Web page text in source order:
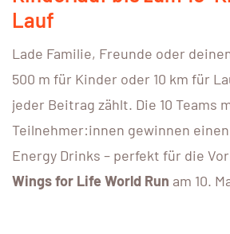
Lauf
Lade Familie, Freunde oder
500 m für Kinder oder 10 km für
jeder Beitrag zählt. Die 10 Teams
Teilnehmer:innen gewinnen
Energy Drinks – perfekt für die
Wings for Life World Run am 10.